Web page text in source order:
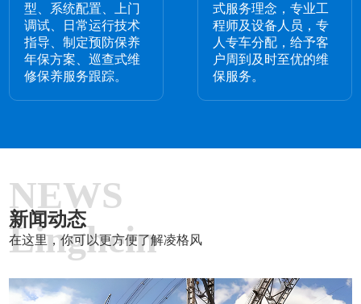
型、系统配置、上门
调试、日常运行技术
指导、制定预防保养
年保方案、巡查式维
修保养服务跟踪。
式服务理念，专业工
程师及设备人员，专
人专车分配，给予客
户周到及时至优的维
保服务。
NEWS
Linghein
新闻动态
在这里，你可以更方便了解凌格风